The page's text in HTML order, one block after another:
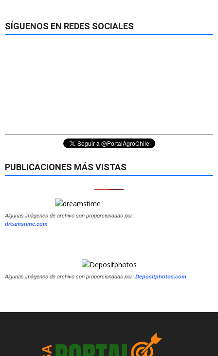
SÍGUENOS EN REDES SOCIALES
PUBLICACIONES MÁS VISTAS
Algunas imágenes de archivo son proporcionadas por:
dreamstime.com
Algunas imágenes de archivo son proporcionadas por: Depositphotos.com